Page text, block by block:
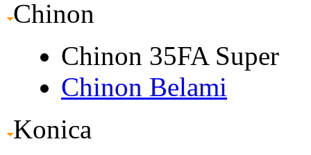
Chinon
Chinon 35FA Super
Chinon Belami
Konica